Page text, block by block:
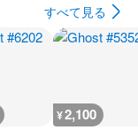
すべて見る
¥2,100